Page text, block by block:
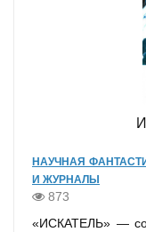
НАУЧНАЯ
И ЖУРНАЛЫ
873
«ИСКАТЕЛЬ» —